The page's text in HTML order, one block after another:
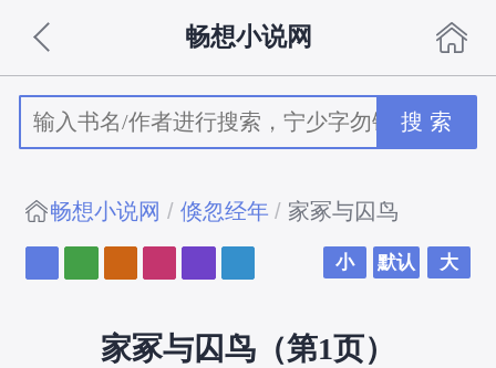
畅想小说网
搜 索
畅想小说网 倏忽经年 家冢与囚鸟
小 默认 大
家冢与囚鸟（第1页）